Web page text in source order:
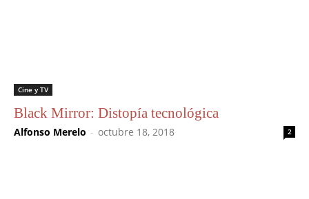
Cine y TV
Black Mirror: Distopía tecnológica
Alfonso Merelo - octubre 18, 2018 2